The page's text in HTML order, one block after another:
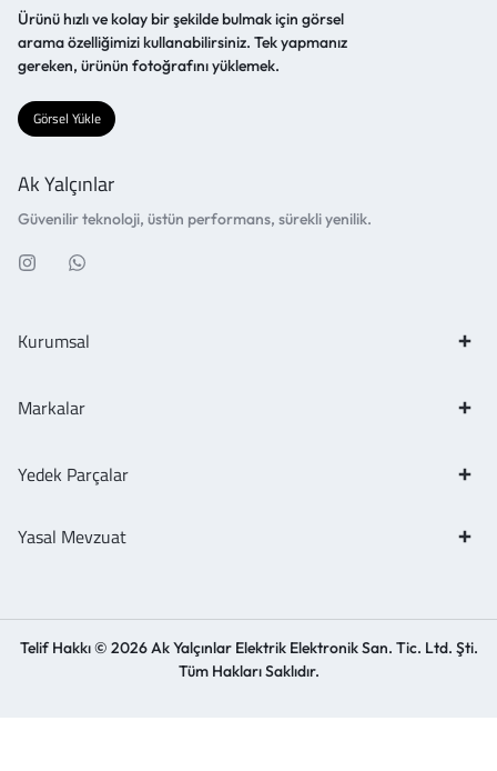
Ürünü hızlı ve kolay bir şekilde bulmak için görsel
arama özelliğimizi kullanabilirsiniz. Tek yapmanız
gereken, ürünün fotoğrafını yüklemek.
Görsel Yükle
Ak Yalçınlar
Güvenilir teknoloji, üstün performans, sürekli yenilik.
Kurumsal
Markalar
Yedek Parçalar
Yasal Mevzuat
Telif Hakkı © 2026 Ak Yalçınlar Elektrik Elektronik San. Tic. Ltd. Şti.
Tüm Hakları Saklıdır.